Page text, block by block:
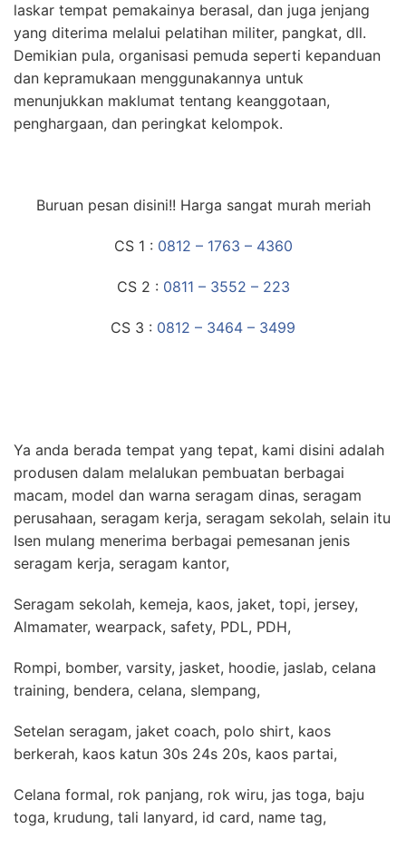
laskar tempat pemakainya berasal, dan juga jenjang
yang diterima melalui pelatihan militer, pangkat, dll.
Demikian pula, organisasi pemuda seperti kepanduan
dan kepramukaan menggunakannya untuk
menunjukkan maklumat tentang keanggotaan,
penghargaan, dan peringkat kelompok.
Buruan pesan disini!! Harga sangat murah meriah
CS 1 : 0812 – 1763 – 4360
CS 2 : 0811 – 3552 – 223
CS 3 : 0812 – 3464 – 3499
Ya anda berada tempat yang tepat, kami disini adalah
produsen dalam melalukan pembuatan berbagai
macam, model dan warna seragam dinas, seragam
perusahaan, seragam kerja, seragam sekolah, selain itu
Isen mulang menerima berbagai pemesanan jenis
seragam kerja, seragam kantor,
Seragam sekolah, kemeja, kaos, jaket, topi, jersey,
Almamater, wearpack, safety, PDL, PDH,
Rompi, bomber, varsity, jasket, hoodie, jaslab, celana
training, bendera, celana, slempang,
Setelan seragam, jaket coach, polo shirt, kaos
berkerah, kaos katun 30s 24s 20s, kaos partai,
Celana formal, rok panjang, rok wiru, jas toga, baju
toga, krudung, tali lanyard, id card, name tag,